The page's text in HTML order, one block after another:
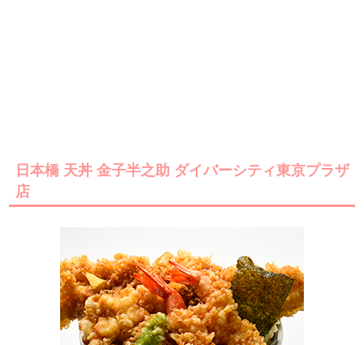
日本橋 天丼 金子半之助 ダイバーシティ東京プラザ
店